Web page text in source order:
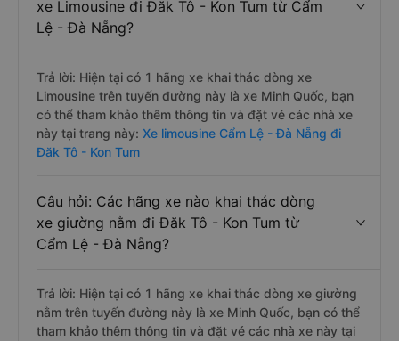
xe Limousine đi Đăk Tô - Kon Tum từ Cẩm
Lệ - Đà Nẵng?
Trả lời: Hiện tại có 1 hãng xe khai thác dòng xe
Limousine trên tuyến đường này là xe Minh Quốc, bạn
có thể tham khảo thêm thông tin và đặt vé các nhà xe
này tại trang này: Xe limousine Cẩm Lệ - Đà Nẵng đi
Đăk Tô - Kon Tum
Câu hỏi: Các hãng xe nào khai thác dòng
xe giường nằm đi Đăk Tô - Kon Tum từ
Cẩm Lệ - Đà Nẵng?
Trả lời: Hiện tại có 1 hãng xe khai thác dòng xe giường
nằm trên tuyến đường này là xe Minh Quốc, bạn có thể
tham khảo thêm thông tin và đặt vé các nhà xe này tại